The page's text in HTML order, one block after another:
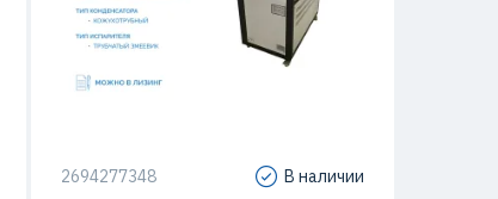
Тип компрессора
2694277348 В наличии